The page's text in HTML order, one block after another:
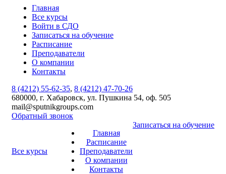
Главная
Все курсы
Войти в СДО
Записаться на обучение
Расписание
Преподаватели
О компании
Контакты
8 (4212) 55-62-35, 8 (4212) 47-70-26
680000, г. Хабаровск, ул. Пушкина 54, оф. 505
mail@sputnikgroups.com
Обратный звонок
Все курсы
Главная
Расписание
Преподаватели
О компании
Контакты
Записаться на обучение